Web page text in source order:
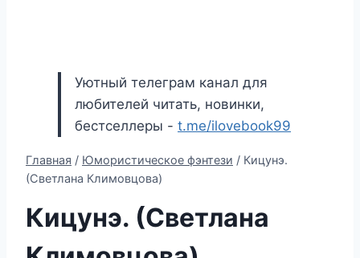
Уютный телеграм канал для
любителей читать, новинки,
бестселлеры - t.me/ilovebook99
Главная / Юмористическое фэнтези / Кицунэ.
(Светлана Климовцова)
Кицунэ. (Светлана